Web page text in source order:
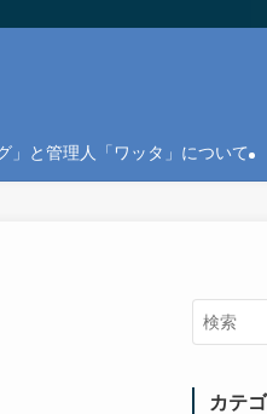
」と管理人「ワッタ」について
カテ